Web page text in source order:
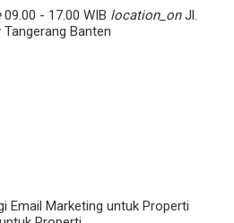
09.00 - 17.00 WIB location_onJl.
Tangerang Banten
Email Marketing untuk Properti